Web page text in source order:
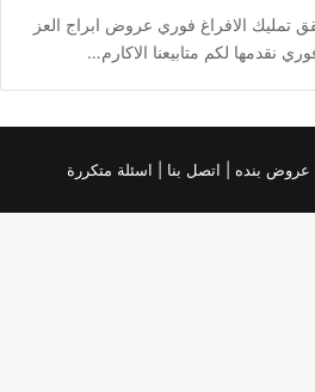
تمليك الافراغ فوري عروض ابراج العز
نقدمها لكم متابيعنا الاكارم…
عروض بنده | اتصل بنا | اسئلة متكررة